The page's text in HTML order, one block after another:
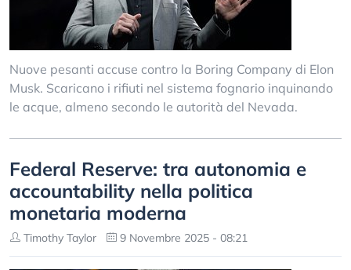
Nuove pesanti accuse contro la Boring Company di Elon
Musk. Scaricano i rifiuti nel sistema fognario inquinando
le acque, almeno secondo le autorità del Nevada.
Federal Reserve: tra autonomia e
accountability nella politica
monetaria moderna
Timothy Taylor 9 Novembre 2025 - 08:21